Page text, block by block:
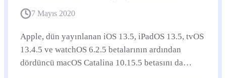
7 Mayıs 2020
Apple, dün yayınlanan iOS 13.5, iPadOS 13.5, tvOS
13.4.5 ve watchOS 6.2.5 betalarının ardından
dördüncü macOS Catalina 10.15.5 betasını da